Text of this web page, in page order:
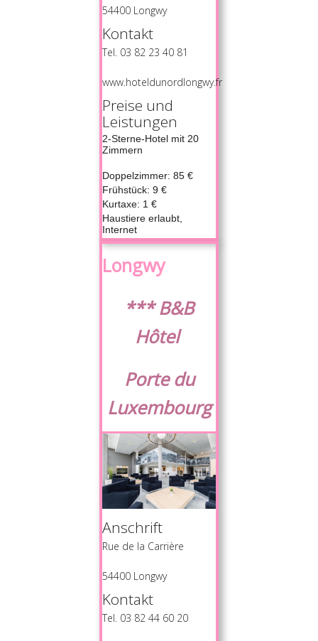
54400 Longwy
Kontakt
Tel. 03 82 23 40 81
www.hoteldunordlongwy.fr
Preise und
Leistungen
2-Sterne-Hotel mit 20
Zimmern
Doppelzimmer: 85 €
Frühstück: 9 €
Kurtaxe: 1 €
Haustiere erlaubt,
Internet
Longwy
*** B&B
Hôtel
Porte du
Luxembourg
Anschrift
Rue de la Carrière
54400 Longwy
Kontakt
Tel. 03 82 44 60 20